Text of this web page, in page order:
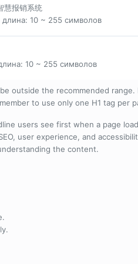
慧报销系统
10 ~ 255 символов
10 ~ 255 символов
outside the recommended
to use only one H1 tag per
users see first when a page
user experience, and
the content.